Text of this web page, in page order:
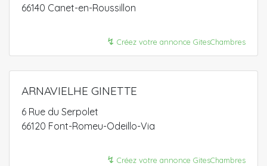
66140 Canet-en-Roussillon
↯ Créez votre annonce GitesChambres
ARNAVIELHE GINETTE
6 Rue du Serpolet
66120 Font-Romeu-Odeillo-Via
↯ Créez votre annonce GitesChambres